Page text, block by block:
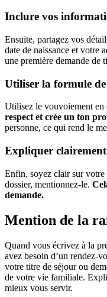
Inclure vos
Ensuite, partagez vos
date de naissance et votre
une première demande de
Utiliser la formule
Utilisez le vouvoiement en
respect et crée un ton
personne, ce qui rend le
Expliquer
Enfin, soyez clair sur
dossier, mentionnez-le.
demande.
Mention de la
Quand vous écrivez à la
avez besoin d’un rendez-
votre titre de séjour ou
de votre vie familiale.
mieux vous servir.